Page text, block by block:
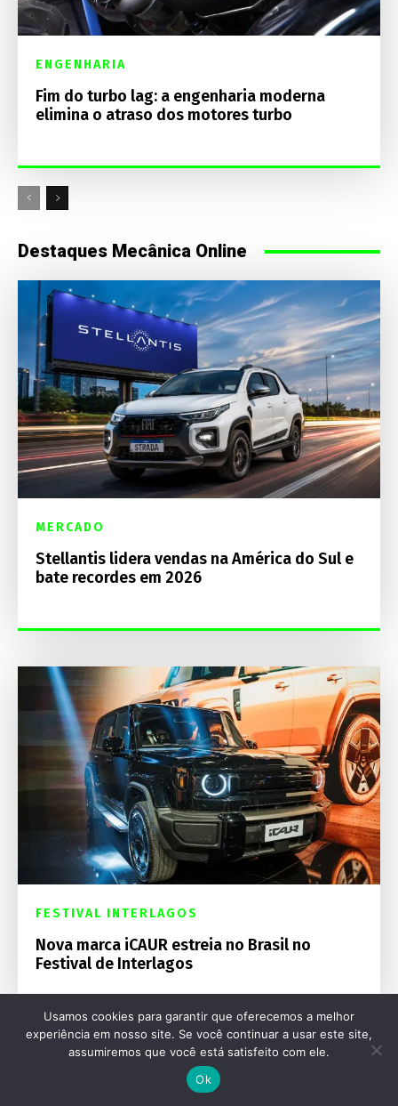
ENGENHARIA
Fim do turbo lag: a engenharia moderna
elimina o atraso dos motores turbo
Destaques Mecânica Online
MERCADO
Stellantis lidera vendas na América do Sul e
bate recordes em 2026
FESTIVAL INTERLAGOS
Nova marca iCAUR estreia no Brasil no
Festival de Interlagos
Usamos cookies para garantir que oferecemos a melhor
experiência em nosso site. Se você continuar a usar este site,
assumiremos que você está satisfeito com ele.
Ok